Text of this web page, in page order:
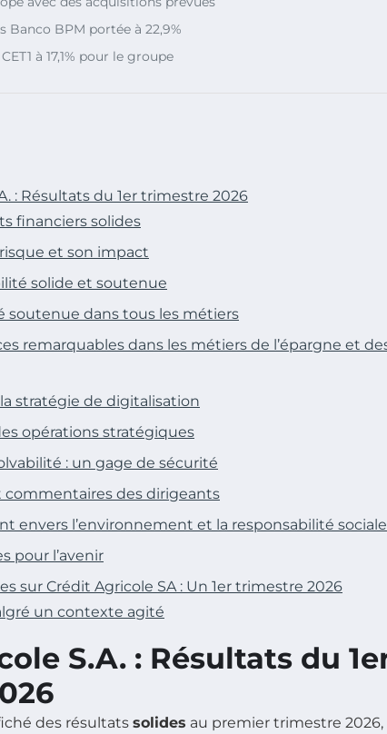
Banco BPM portée à 22,9%
à 17,1% pour le groupe
: Résultats du 1er trimestre 2026
financiers solides
et son impact
solide et soutenue
soutenue dans tous les métiers
remarquables dans les métiers de l’épargne et
stratégie de digitalisation
opérations stratégiques
: un gage de sécurité
commentaires des dirigeants
envers l’environnement et la responsabilité sociale
pour l’avenir
sur Crédit Agricole SA : Un 1er trimestre 2026
un contexte agité
S.A. : Résultats du
des résultats solides au premier trimestre 2026,